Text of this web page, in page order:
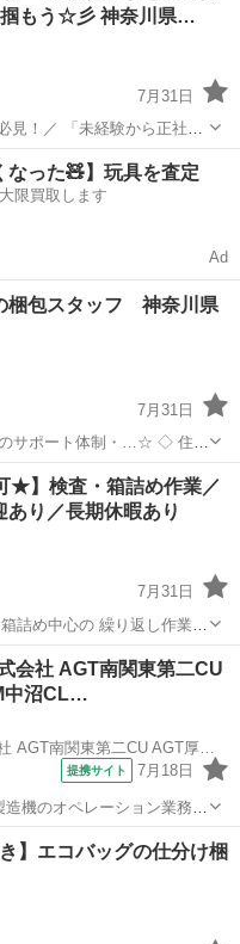
掴もう☆彡 神奈川県…
7月31日
ら正社員
タリの正社員求人をご紹介！ ...
なった🧸】玩具を査定
限買取します
Ad
梱包スタッフ 神奈川県
7月31日
★】検査・箱詰め作業／
り／長期休暇あり
7月31日
心の 繰り返し作業な
彡 ◇◇◇◇◇◇◇◇◇◇◇◇◇◇◇
)-☆ ●駅から送迎バ...
会社 AGT南関東第二CU
中沼CL…
UTエージェント株式会社 AGT南関東第二CU AGT厚木エリア FM中沼CL 《Jdmk1C》
提携サイト 7月18日
機のオペレーション業務～
業 】エコバッグの仕分け梱